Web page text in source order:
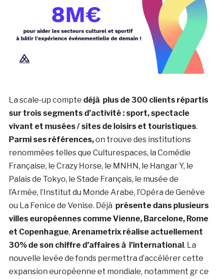
La scale-up compte déjà plus de 300 clients répartis
sur trois segments d’activité : sport, spectacle
vivant et musées / sites de loisirs et touristiques.
Parmi ses références,on trouve des institutions
renommées telles que Culturespaces, la Comédie
Française, le Crazy Horse, le MNHN, le Hangar Y, le
Palais de Tokyo, le Stade Français, le musée de
l’Armée, l’Institut du Monde Arabe, l’Opéra de Genève
ou La Fenice de Venise. Déjà présente dans plusieurs
villes européennes comme Vienne, Barcelone, Rome
et Copenhague, Arenametrix réalise actuellement
30% de son chiffre d’affaires à l’international. La
nouvelle levée de fonds permettra d’accélérer cette
expansion européenne et mondiale, notamment gr ce